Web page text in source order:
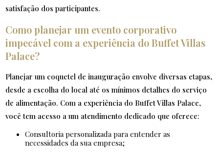
satisfação dos participantes.
Como planejar um evento corporativo
impecável com a experiência do Buffet Villas
Palace?
Planejar um coquetel de inauguração envolve diversas etapas,
desde a escolha do local até os mínimos detalhes do serviço
de alimentação. Com a experiência do Buffet Villas Palace,
você tem acesso a um atendimento dedicado que oferece:
Consultoria personalizada para entender as
necessidades da sua empresa;